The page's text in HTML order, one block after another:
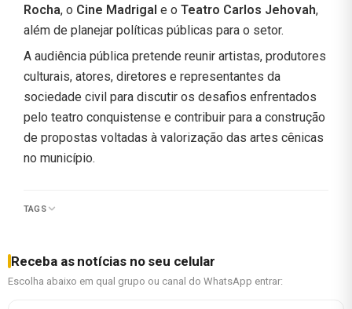
Rocha, o Cine Madrigal e o Teatro Carlos Jehovah,
além de planejar políticas públicas para o setor.
A audiência pública pretende reunir artistas, produtores
culturais, atores, diretores e representantes da
sociedade civil para discutir os desafios enfrentados
pelo teatro conquistense e contribuir para a construção
de propostas voltadas à valorização das artes cênicas
no município.
TAGS
Receba as notícias no seu celular
Escolha abaixo em qual grupo ou canal do WhatsApp entrar: